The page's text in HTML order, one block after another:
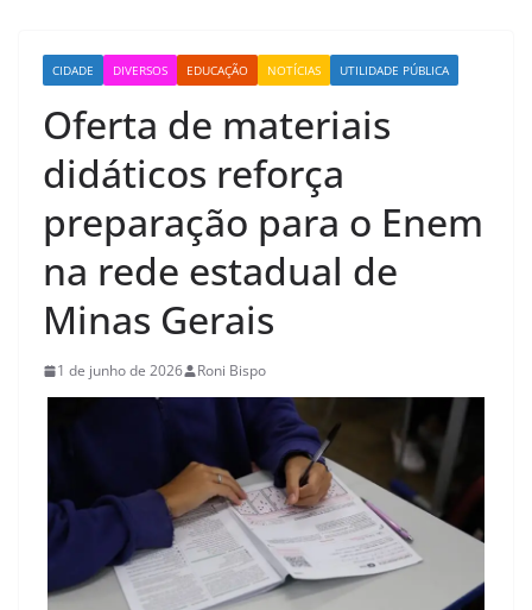
CIDADE DIVERSOS EDUCAÇÃO NOTÍCIAS UTILIDADE PÚBLICA
Oferta de materiais
didáticos reforça
preparação para o Enem
na rede estadual de
Minas Gerais
1 de junho de 2026 Roni Bispo